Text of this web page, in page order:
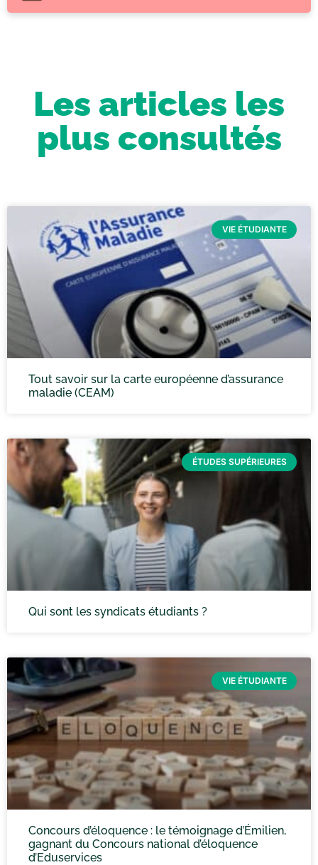
Les articles les
plus consultés
VIE ÉTUDIANTE
Tout savoir sur la carte européenne d’assurance
maladie (CEAM)
ÉTUDES SUPÉRIEURES
Qui sont les syndicats étudiants ?
VIE ÉTUDIANTE
Concours d’éloquence : le témoignage d’Émilien,
gagnant du Concours national d’éloquence
d’Eduservices